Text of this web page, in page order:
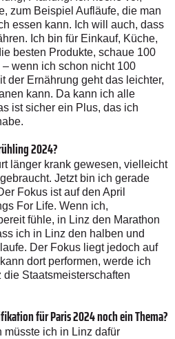
zum Beispiel Aufläufe, die man
essen kann. Ich will auch, dass
Ich bin für Einkauf, Küche,
besten Produkte, schaue 100
wenn ich schon nicht 100
der Ernährung geht das leichter,
kann. Da kann ich alle
ist sicher ein Plus, das ich
2024?
länger krank gewesen, vielleicht
Jetzt bin ich gerade
Fokus ist auf den April
For Life. Wenn ich,
fühle, in Linz den Marathon
ich in Linz den halben und
Der Fokus liegt jedoch auf
dort performen, werde ich
Staatsmeisterschaften
für Paris 2024 noch ein Thema?
müsste ich in Linz dafür